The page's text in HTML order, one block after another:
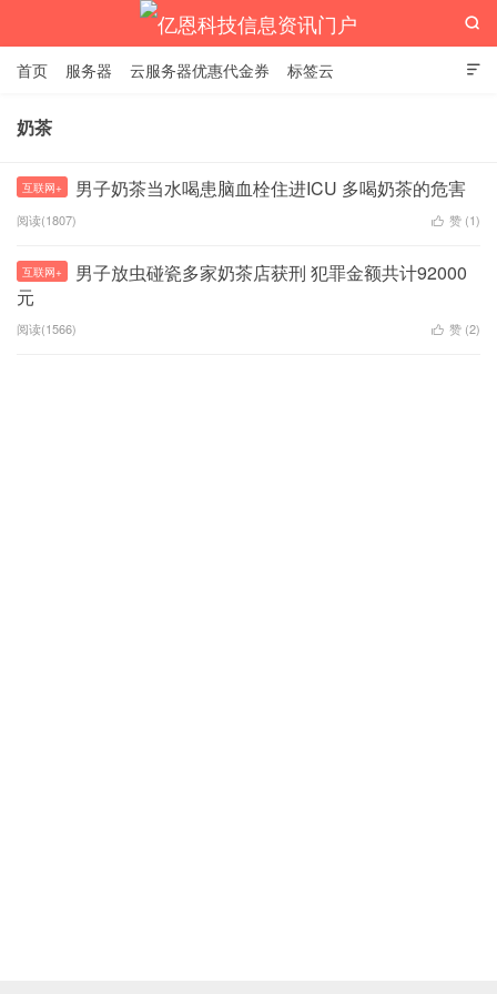
亿恩科技信息资讯门户

首页 服务器 云服务器优惠代金券 标签云

奶茶
互联网+ 男子奶茶当水喝患脑血栓住进ICU 多喝奶茶的危害
阅读(1807)  赞 (1)
互联网+
男子放虫碰瓷多家奶茶店获刑 犯罪金额共计92000
元
阅读(1566)  赞 (2)